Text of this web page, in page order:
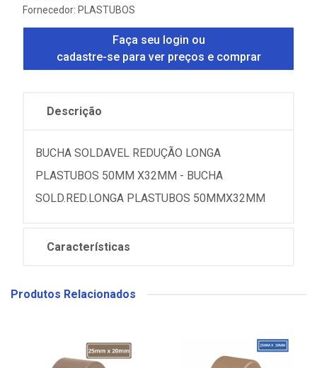
Fornecedor: PLASTUBOS
Faça seu login ou
cadastre-se para ver preços e comprar
Descrição
BUCHA SOLDAVEL REDUÇÃO LONGA
PLASTUBOS 50MM X32MM - BUCHA
SOLD.RED.LONGA PLASTUBOS 50MMX32MM
Características
Produtos Relacionados